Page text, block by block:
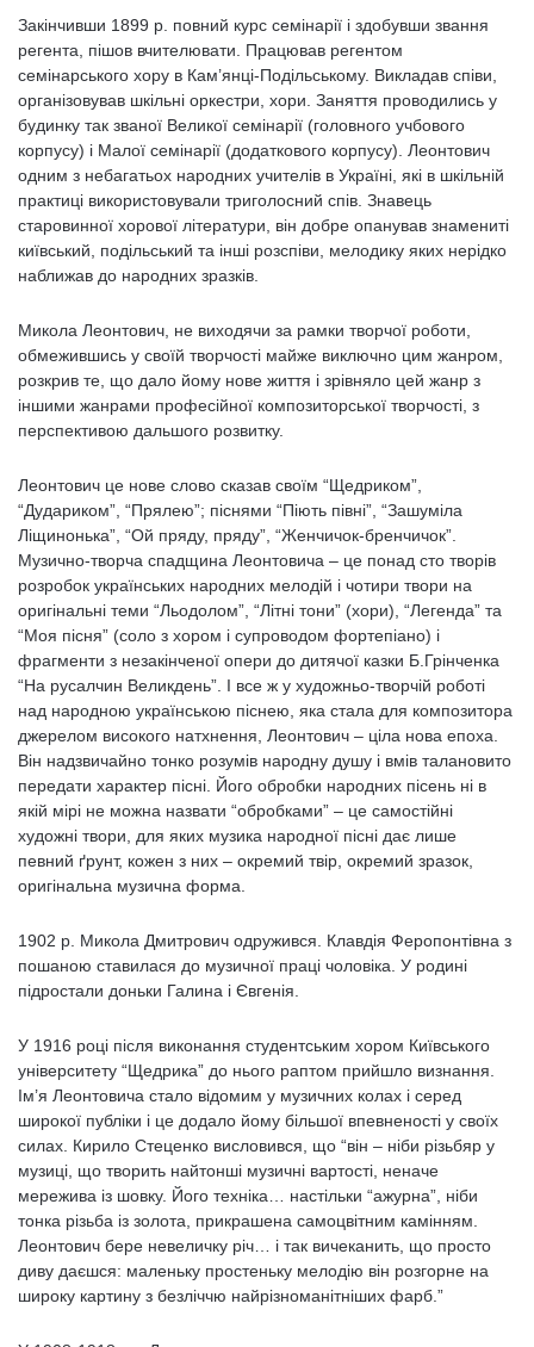
Закінчивши 1899 р. повний курс семінарії і здобувши звання
регента, пішов вчителювати. Працював регентом
семінарського хору в Кам’янці-Подільському. Викладав співи,
організовував шкільні оркестри, хори. Заняття проводились у
будинку так званої Великої семінарії (головного учбового
корпусу) і Малої семінарії (додаткового корпусу). Леонтович
одним з небагатьох народних учителів в Україні, які в шкільній
практиці використовували триголосний спів. Знавець
старовинної хорової літератури, він добре опанував знамениті
київський, подільський та інші розспіви, мелодику яких нерідко
наближав до народних зразків.
Микола Леонтович, не виходячи за рамки творчої роботи,
обмежившись у своїй творчості майже виключно цим жанром,
розкрив те, що дало йому нове життя і зрівняло цей жанр з
іншими жанрами професійної композиторської творчості, з
перспективою дальшого розвитку.
Леонтович це нове слово сказав своїм “Щедриком”,
“Дудариком”, “Прялею”; піснями “Піють півні”, “Зашуміла
Ліщинонька”, “Ой пряду, пряду”, “Женчичок-бренчичок”.
Музично-творча спадщина Леонтовича – це понад сто творів
розробок українських народних мелодій і чотири твори на
оригінальні теми “Льодолом”, “Літні тони” (хори), “Легенда” та
“Моя пісня” (соло з хором і супроводом фортепіано) і
фрагменти з незакінченої опери до дитячої казки Б.Грінченка
“На русалчин Великдень”. І все ж у художньо-творчій роботі
над народною українською піснею, яка стала для композитора
джерелом високого натхнення, Леонтович – ціла нова епоха.
Він надзвичайно тонко розумів народну душу і вмів талановито
передати характер пісні. Його обробки народних пісень ні в
якій мірі не можна назвати “обробками” – це самостійні
художні твори, для яких музика народної пісні дає лише
певний ґрунт, кожен з них – окремий твір, окремий зразок,
оригінальна музична форма.
1902 р. Микола Дмитрович одружився. Клавдія Феропонтівна з
пошаною ставилася до музичної праці чоловіка. У родині
підростали доньки Галина і Євгенія.
У 1916 році після виконання студентським хором Київського
університету “Щедрика” до нього раптом прийшло визнання.
Ім’я Леонтовича стало відомим у музичних колах і серед
широкої публіки і це додало йому більшої впевненості у своїх
силах. Кирило Стеценко висловився, що “він – ніби різьбяр у
музиці, що творить найтонші музичні вартості, неначе
мережива із шовку. Його техніка… настільки “ажурна”, ніби
тонка різьба із золота, прикрашена самоцвітним камінням.
Леонтович бере невеличку річ… і так вичеканить, що просто
диву даєшся: маленьку простеньку мелодію він розгорне на
широку картину з безліччю найрізноманітніших фарб.”